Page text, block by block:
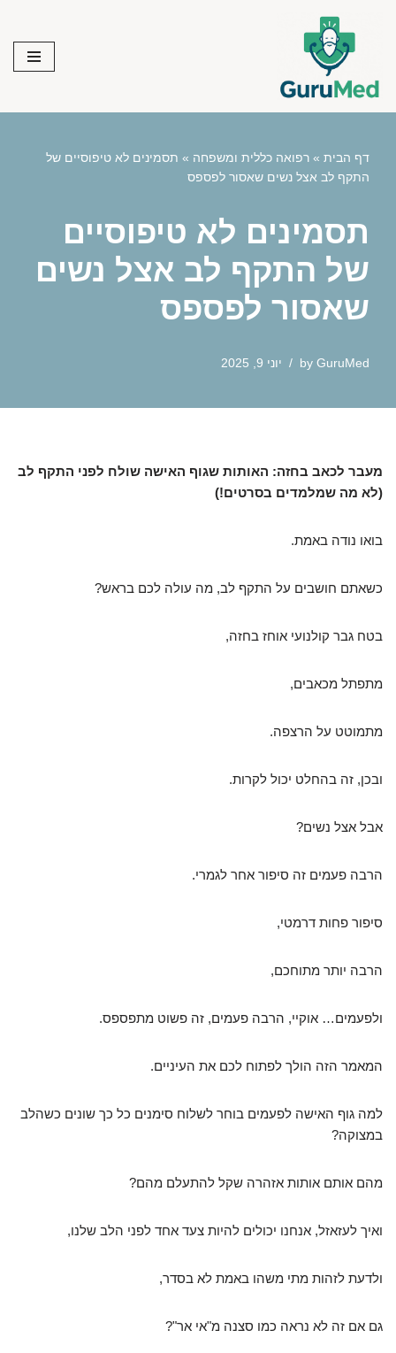
content
דף הבית » רפואה כללית ומשפחה » תסמינים לא טיפוסיים של
התקף לב אצל נשים שאסור לפספס
תסמינים לא טיפוסיים
של התקף לב אצל נשים
שאסור לפספס
by GuruMed יוני 9, 2025
מעבר לכאב בחזה: האותות שגוף האישה שולח לפני התקף לב
(לא מה שמלמדים בסרטים!)
בואו נודה באמת.
כשאתם חושבים על התקף לב, מה עולה לכם בראש?
בטח גבר קולנועי אוחז בחזה,
מתפתל מכאבים,
מתמוטט על הרצפה.
ובכן, זה בהחלט יכול לקרות.
אבל אצל נשים?
הרבה פעמים זה סיפור אחר לגמרי.
סיפור פחות דרמטי,
הרבה יותר מתוחכם,
ולפעמים… אוקיי, הרבה פעמים, זה פשוט מתפספס.
המאמר הזה הולך לפתוח לכם את העיניים.
למה גוף האישה לפעמים בוחר לשלוח סימנים כל כך שונים כשהלב
במצוקה?
מהם אותם אותות אזהרה שקל להתעלם מהם?
ואיך לעזאזל, אנחנו יכולים להיות צעד אחד לפני הלב שלנו,
ולדעת לזהות מתי משהו באמת לא בסדר,
גם אם זה לא נראה כמו סצנה מ"אי אר"?